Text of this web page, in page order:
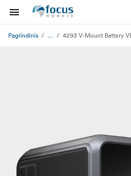
Pagrindinis ... 4293 V-Mount Battery